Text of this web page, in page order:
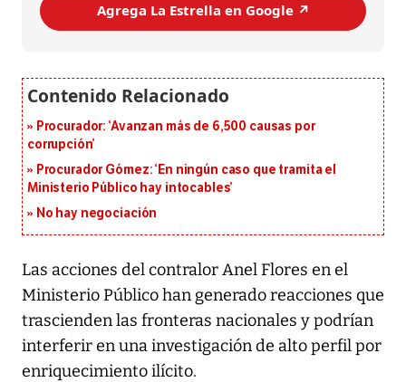
Agrega La Estrella en Google ↗️
Procurador: ‘Avanzan más de 6,500 causas por
corrupción’
Procurador Gómez: ‘En ningún caso que tramita el
Ministerio Público hay intocables’
No hay negociación
Las acciones del contralor Anel Flores en el
Ministerio Público han generado reacciones que
trascienden las fronteras nacionales y podrían
interferir en una investigación de alto perfil por
enriquecimiento ilícito.